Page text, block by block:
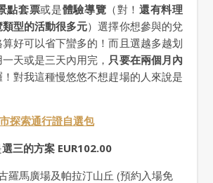
點套票或是體驗導覽 （對！還有料理
型的活動很多元）選擇你想參與的兌
好可以省下蠻多的！而且選越多越划
天或是三天內用完， 只要在兩個月內
對我這種慢悠悠不想趕場的人來說是
探索通行證自選包
選三的方案 EUR102.00
羅馬廣場及帕拉汀山丘 (預約入場免